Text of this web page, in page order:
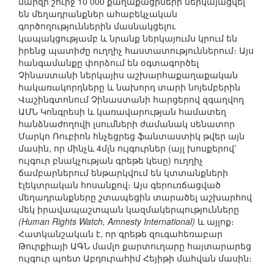
են մեղադրանքներ ահաբեկչական
գործողություններին մասնակցելու
կապակցությամբ և նրանք ներկայումս կրում են
իրենց պատիժը ուղղիչ հաստատություններում։ Այս
հանգամանքը փորձում են օգտագործել
Չինաստանի ներկայիս աշխարհաքաղաքական
հակառակորդները և նախորդ տարի նոյեմբերին
Վաշինգտոնում Չինաստանի հարցերով զգաղվող
ԱՄՆ Կոնգրեսի և կառավարության համատեղ
հանձնաժողովի լսումների ժամանակ սենատոր
Մարկո Ռուբիոն հնչեցրեց ֆանտաստիկ թվեր այն
մասին, որ մինչև 4մլն ույգուրներ (այլ խոսքերով՝
ույգուր բնակչության գրեթե կեսը) ուղղիչ
ճամբարներում ենթարկվում են կտտանքների
էլեկտրական հոսանքով։ Այս գերուռճացված
մեղադրանքները շտապեցին տարածել աշխարհով
մեկ իրավապաշտպան կազմակերպությունները
(Human Rights Watch, Amnesty International) և այլոք։
Հատկանշական է, որ գրեթե զուգահեռաբար
Թուրքիայի ԱԳՆ մամլո քարտուղարը հայտարարեց
ույգուր պոետ Աբդուրահիմ Հեյիթի մահվան մասին։